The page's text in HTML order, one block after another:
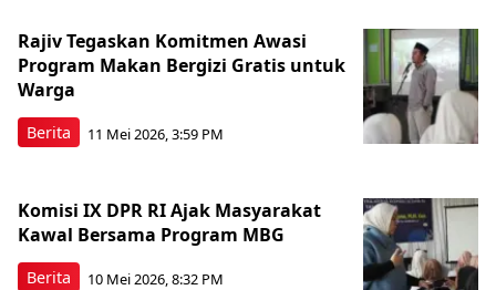
Berita
Rajiv Tegaskan Komitmen Awasi
Program Makan Bergizi Gratis untuk
Warga
11 Mei 2026, 3:59 PM
Berita
Komisi IX DPR RI Ajak Masyarakat
Kawal Bersama Program MBG
10 Mei 2026, 8:32 PM